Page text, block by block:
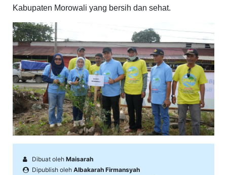
Kabupaten Morowali yang bersih dan sehat.
Dibuat oleh Maisarah
Dipublish oleh Albakarah Firmansyah